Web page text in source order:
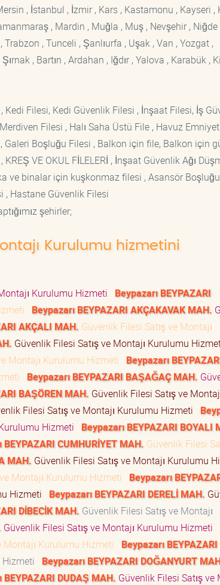
, İstanbul , İzmir , Kars , Kastamonu , Kayseri ,
, Mardin , Muğla , Muş , Nevşehir , Niğde
, Tunceli , Şanlıurfa , Uşak , Van , Yozgat ,
, Bartın , Ardahan , Iğdır , Yalova , Karabük ,
Filesi, Kedi Güvenlik Filesi , İnşaat Filesi, İş
Filesi , Halı Saha Üstü File , Havuz
Galeri Boşluğu Filesi , Balkon için file, Balkon için
VE OKUL FİLELERİ , İnşaat Güvenlik Ağı
ve binalar için kuşkonmaz filesi , Asansör
, Hastane Güvenlik Filesi
şehirler;
Kurulumu hizmetini
Kurulumu Hizmeti
Beypazarı BEYPAZARI
Beypazarı BEYPAZARI AKÇAKAVAK MAH.
AKÇALI MAH. Güvenlik Filesi Satış ve Montajı
Güvenlik Filesi Satış ve Montajı Kurulumu
Montajı Kurulumu Hizmeti
Beypazarı
Beypazarı BEYPAZARI BAŞAĞAÇ MAH.
BAŞÖREN MAH. Güvenlik Filesi Satış ve
Filesi Satış ve Montajı Kurulumu Hizmeti
Hizmeti
Beypazarı BEYPAZARI BOYALI
BEYPAZARI CUMHURİYET MAH. Güvenlik Filesi
MAH. Güvenlik Filesi Satış ve Montajı Kurulumu
Montajı Kurulumu Hizmeti
Beypazarı
Hizmeti Beypazarı BEYPAZARI DERELİ MAH.
DİBECİK MAH. Güvenlik Filesi Satış ve Montajı
Güvenlik Filesi Satış ve Montajı Kurulumu Hizmeti
Montajı Kurulumu Hizmeti
Beypazarı BEYPAZARI
Hizmeti
Beypazarı BEYPAZARI DOĞANYURT
BEYPAZARI DUDAŞ MAH. Güvenlik Filesi Satış ve